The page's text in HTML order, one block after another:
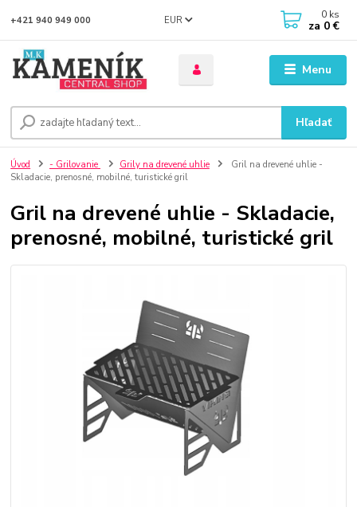
Menu
EUR
Hľadať
+421 940 949 000 0 ks
za 0 €
Úvod - Grilovanie Grily na drevené uhlie
Gril na drevené uhlie -
Skladacie, prenosné, mobilné, turistické gril
Gril na drevené uhlie - Skladacie,
prenosné, mobilné, turistické gril